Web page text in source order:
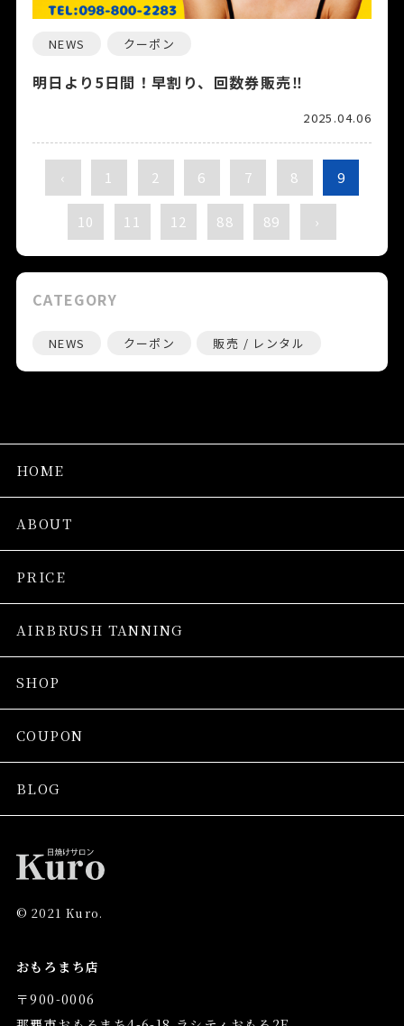
NEWS クーポン
明日より5日間！早割り、回数券販売‼️
2025.04.06
‹ 1 2 6 7 8 9
10 11 12 88 89 ›
CATEGORY
NEWS クーポン 販売 / レンタル
HOME
ABOUT
PRICE
AIRBRUSH TANNING
SHOP
COUPON
BLOG
© 2021 Kuro.
おもろまち店
〒900-0006